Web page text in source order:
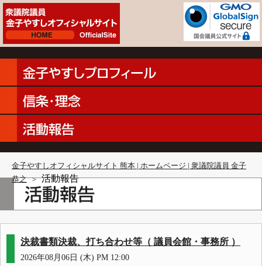
金子やすしオフィシャルサイト 熊本 | ホームページ | 衆議院議員 金子
恭之 ＞ 活動報告
決裁書類決裁、打ち合わせ等（ 議員会館・事務所 ）
2026年08月06日 (木) PM 12:00